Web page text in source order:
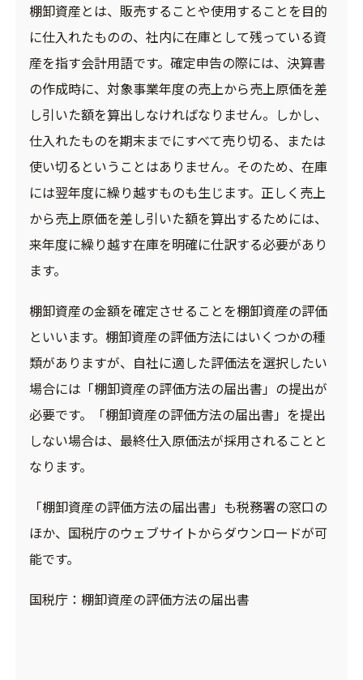
棚卸資産とは、販売することや使用することを目的
に仕入れたものの、社内に在庫として残っている資
産を指す会計用語です。確定申告の際には、決算書
の作成時に、対象事業年度の売上から売上原価を差
し引いた額を算出しなければなりません。しかし、
仕入れたものを期末までにすべて売り切る、または
使い切るということはありません。そのため、在庫
には翌年度に繰り越すものも生じます。正しく売上
から売上原価を差し引いた額を算出するためには、
来年度に繰り越す在庫を明確に仕訳する必要があり
ます。
棚卸資産の金額を確定させることを棚卸資産の評価
といいます。棚卸資産の評価方法にはいくつかの種
類がありますが、自社に適した評価法を選択したい
場合には「棚卸資産の評価方法の届出書」の提出が
必要です。「棚卸資産の評価方法の届出書」を提出
しない場合は、最終仕入原価法が採用されることと
なります。
「棚卸資産の評価方法の届出書」も税務署の窓口の
ほか、国税庁のウェブサイトからダウンロードが可
能です。
国税庁： 棚卸資産の評価方法の届出書